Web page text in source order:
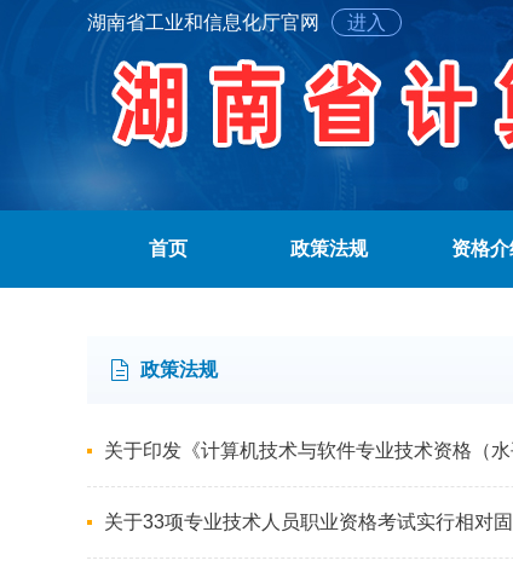
湖南省工业和信息化厅官网 进入
首页 政策法规 资格
政策法规
关于印发《计算机技术与软件专业技术资格（
关于33项专业技术人员职业资格考试实行相对